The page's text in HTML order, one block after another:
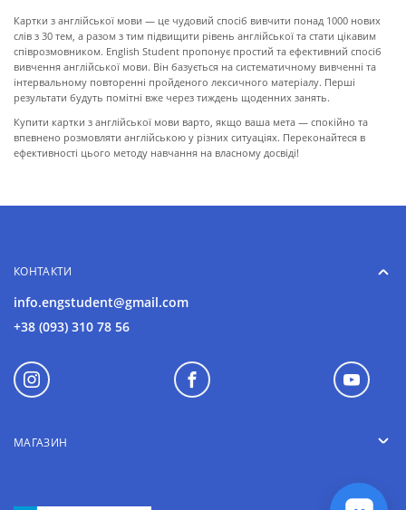
Картки з англійської мови — це чудовий спосіб вивчити понад 1000 нових
слів з 30 тем, а разом з тим підвищити рівень англійської та стати цікавим
співрозмовником. English Student пропонує простий та ефективний спосіб
вивчення англійської мови. Він базується на систематичному вивченні та
інтервальному повторенні пройденого лексичного матеріалу. Перші
результати будуть помітні вже через тиждень щоденних занять.
Купити картки з англійської мови варто, якщо ваша мета — спокійно та
впевнено розмовляти англійською у різних ситуаціях. Переконайтеся в
ефективності цього методу навчання на власному досвіді!
КОНТАКТИ
info.engstudent@gmail.com
+38 (093) 310 78 56
МАГАЗИН